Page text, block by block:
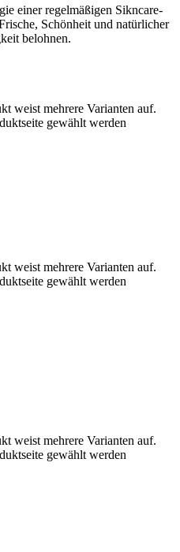
einer regelmäßigen Sikncare-
Schönheit und natürlicher
belohnen.
weist mehrere Varianten auf.
gewählt werden
weist mehrere Varianten auf.
gewählt werden
weist mehrere Varianten auf.
gewählt werden